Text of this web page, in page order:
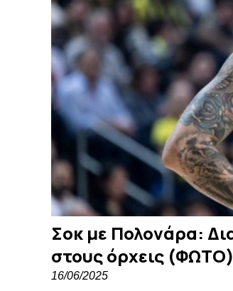
Σοκ με Πολονάρα:
στους όρχεις (ΦΩΤΟ)
16/06/2025